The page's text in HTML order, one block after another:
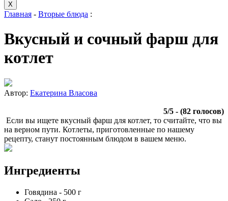
X
Главная - Вторые блюда :
Вкусный и сочный фарш для
котлет
Автор: Екатерина Власова
5/5 - (82 голосов)
Если вы ищете вкусный фарш для котлет, то считайте, что вы
на верном пути. Котлеты, приготовленные по нашему
рецепту, станут постоянным блюдом в вашем меню.
Ингредиенты
Говядина - 500 г